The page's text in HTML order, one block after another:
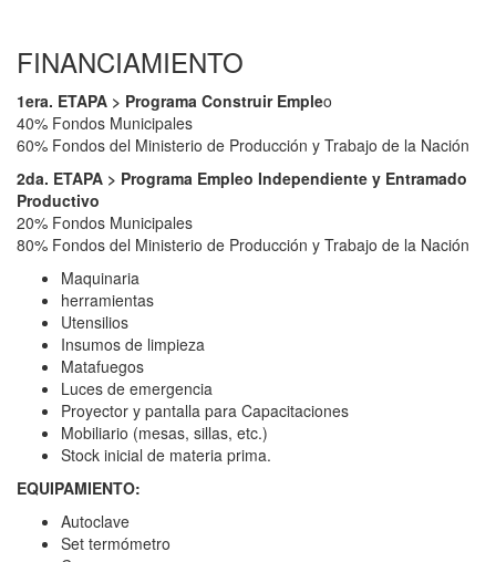
FINANCIAMIENTO
1era. ETAPA > Programa Construir Empleo
40% Fondos Municipales
60% Fondos del Ministerio de Producción y Trabajo de la Nación
2da. ETAPA > Programa Empleo Independiente y Entramado
Productivo
20% Fondos Municipales
80% Fondos del Ministerio de Producción y Trabajo de la Nación
Maquinaria
herramientas
Utensilios
Insumos de limpieza
Matafuegos
Luces de emergencia
Proyector y pantalla para Capacitaciones
Mobiliario (mesas, sillas, etc.)
Stock inicial de materia prima.
EQUIPAMIENTO:
Autoclave
Set termómetro